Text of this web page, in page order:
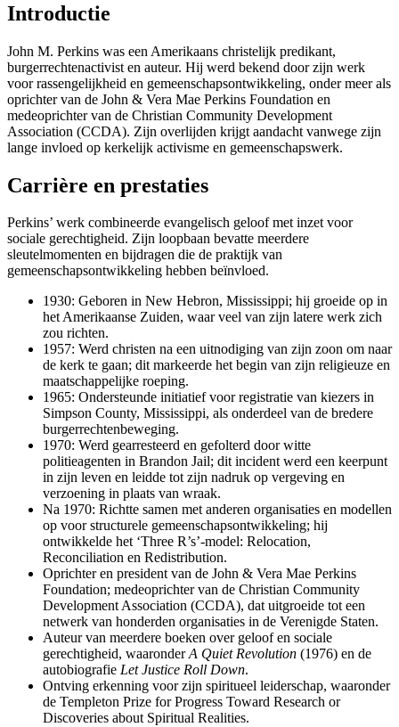
Introductie
John M. Perkins was een Amerikaans christelijk predikant,
burgerrechtenactivist en auteur. Hij werd bekend door zijn werk
voor rassengelijkheid en gemeenschapsontwikkeling, onder meer als
oprichter van de John & Vera Mae Perkins Foundation en
medeoprichter van de Christian Community Development
Association (CCDA). Zijn overlijden krijgt aandacht vanwege zijn
lange invloed op kerkelijk activisme en gemeenschapswerk.
Carrière en prestaties
Perkins’ werk combineerde evangelisch geloof met inzet voor
sociale gerechtigheid. Zijn loopbaan bevatte meerdere
sleutelmomenten en bijdragen die de praktijk van
gemeenschapsontwikkeling hebben beïnvloed.
1930: Geboren in New Hebron, Mississippi; hij groeide op in
het Amerikaanse Zuiden, waar veel van zijn latere werk zich
zou richten.
1957: Werd christen na een uitnodiging van zijn zoon om naar
de kerk te gaan; dit markeerde het begin van zijn religieuze en
maatschappelijke roeping.
1965: Ondersteunde initiatief voor registratie van kiezers in
Simpson County, Mississippi, als onderdeel van de bredere
burgerrechtenbeweging.
1970: Werd gearresteerd en gefolterd door witte
politieagenten in Brandon Jail; dit incident werd een keerpunt
in zijn leven en leidde tot zijn nadruk op vergeving en
verzoening in plaats van wraak.
Na 1970: Richtte samen met anderen organisaties en modellen
op voor structurele gemeenschapsontwikkeling; hij
ontwikkelde het ‘Three R’s’-model: Relocation,
Reconciliation en Redistribution.
Oprichter en president van de John & Vera Mae Perkins
Foundation; medeoprichter van de Christian Community
Development Association (CCDA), dat uitgroeide tot een
netwerk van honderden organisaties in de Verenigde Staten.
Auteur van meerdere boeken over geloof en sociale
gerechtigheid, waaronderA Quiet Revolution (1976) en de
autobiografie Let Justice Roll Down.
Ontving erkenning voor zijn spiritueel leiderschap, waaronder
de Templeton Prize for Progress Toward Research or
Discoveries about Spiritual Realities.